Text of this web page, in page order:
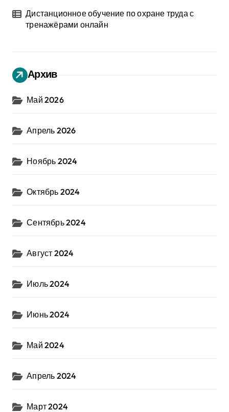
Дистанционное обучение по охране труда с
тренажёрами онлайн
Архив
Май 2026
Апрель 2026
Ноябрь 2024
Октябрь 2024
Сентябрь 2024
Август 2024
Июль 2024
Июнь 2024
Май 2024
Апрель 2024
Март 2024